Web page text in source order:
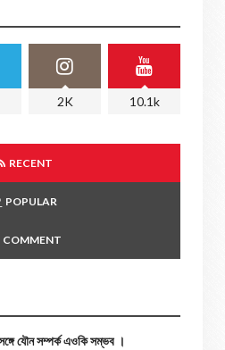
2K 10.1k
RECENT
POPULAR
COMMENT
যৌন সম্পর্ক এওকি সম্ভব ।